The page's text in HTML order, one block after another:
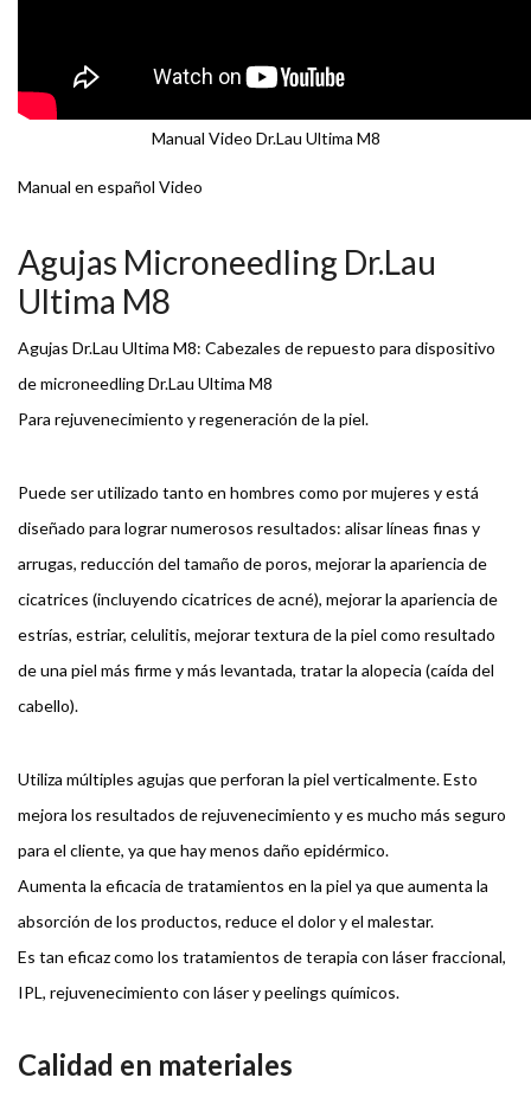
Manual Video Dr.Lau Ultima M8
Manual en español Video
Agujas Microneedling Dr.Lau
Ultima M8
Agujas Dr.Lau Ultima M8: Cabezales de repuesto para dispositivo
de microneedling Dr.Lau Ultima M8
Para rejuvenecimiento y regeneración de la piel.
Puede ser utilizado tanto en hombres como por mujeres y está
diseñado para lograr numerosos resultados: alisar líneas finas y
arrugas, reducción del tamaño de poros, mejorar la apariencia de
cicatrices (incluyendo cicatrices de acné), mejorar la apariencia de
estrías, estriar, celulitis, mejorar textura de la piel como resultado
de una piel más firme y más levantada, tratar la alopecia (caída del
cabello).
Utiliza múltiples agujas que perforan la piel verticalmente. Esto
mejora los resultados de rejuvenecimiento y es mucho más seguro
para el cliente, ya que hay menos daño epidérmico.
Aumenta la eficacia de tratamientos en la piel ya que aumenta la
absorción de los productos, reduce el dolor y el malestar.
Es tan eficaz como los tratamientos de terapia con láser fraccional,
IPL, rejuvenecimiento con láser y peelings químicos.
Calidad en materiales